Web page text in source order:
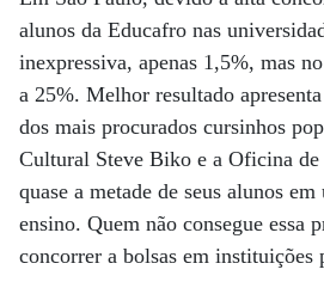
alunos da Educafro nas
inexpressiva, apenas 1,5%, mas
a 25%. Melhor resultado
dos mais procurados cursinhos
Cultural Steve Biko e a Oficina
quase a metade de seus alunos
ensino. Quem não consegue essa
concorrer a bolsas em instituições